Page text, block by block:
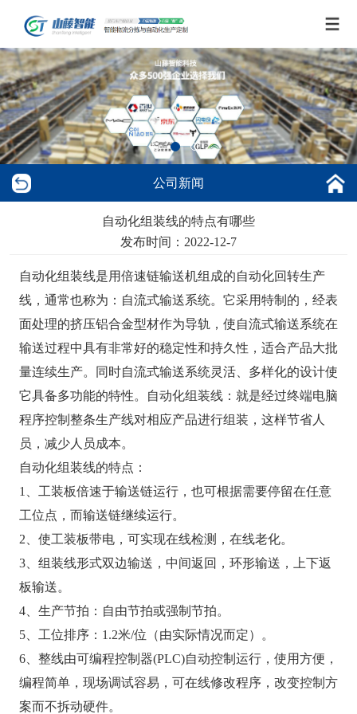
公司新闻
自动化组装线的特点有哪些
发布时间：2022-12-7
自动化组装线是用倍速链输送机组成的自动化回转生产
线，通常也称为：自流式输送系统。它采用特制的，经表
面处理的挤压铝合金型材作为导轨，使自流式输送系统在
输送过程中具有非常好的稳定性和持久性，适合产品大批
量连续生产。同时自流式输送系统灵活、多样化的设计使
它具备多功能的特性。自动化组装线：就是经过终端电脑
程序控制整条生产线对相应产品进行组装，这样节省人
员，减少人员成本。
自动化组装线的特点：
1、工装板倍速于输送链运行，也可根据需要停留在任意
工位点，而输送链继续运行。
2、使工装板带电，可实现在线检测，在线老化。
3、组装线形式双边输送，中间返回，环形输送，上下返
板输送。
4、生产节拍：自由节拍或强制节拍。
5、工位排序：1.2米/位（由实际情况而定）。
6、整线由可编程控制器(PLC)自动控制运行，使用方便，
编程简单，现场调试容易，可在线修改程序，改变控制方
案而不拆动硬件。